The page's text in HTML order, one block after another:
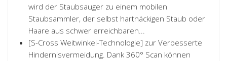
wird der Staubsauger zu einem mobilen
Staubsammler, der selbst hartnäckigen Staub oder
Haare aus schwer erreichbaren...
[S-Cross Weitwinkel-Technologie] zur Verbesserte
Hindernisvermeidung. Dank 360° Scan können